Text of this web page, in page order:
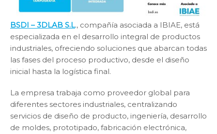
BSDI – 3DLAB S.L., compañía asociada a IBIAE, está
especializada en el desarrollo integral de productos
industriales, ofreciendo soluciones que abarcan todas
las fases del proceso productivo, desde el diseño
inicial hasta la logística final.
La empresa trabaja como proveedor global para
diferentes sectores industriales, centralizando
servicios de diseño de producto, ingeniería, desarrollo
de moldes, prototipado, fabricación electrónica,